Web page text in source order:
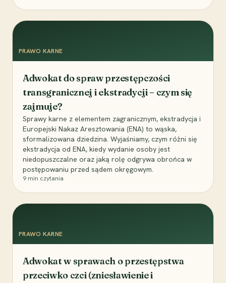
PRAWO KARNE
Adwokat do spraw przestępczości
transgranicznej i ekstradycji – czym się
zajmuje?
Sprawy karne z elementem zagranicznym, ekstradycja i
Europejski Nakaz Aresztowania (ENA) to wąska,
sformalizowana dziedzina. Wyjaśniamy, czym różni się
ekstradycja od ENA, kiedy wydanie osoby jest
niedopuszczalne oraz jaką rolę odgrywa obrońca w
postępowaniu przed sądem okręgowym.
9 min czytania
PRAWO KARNE
Adwokat w sprawach o przestępstwa
przeciwko czci (zniesławienie i